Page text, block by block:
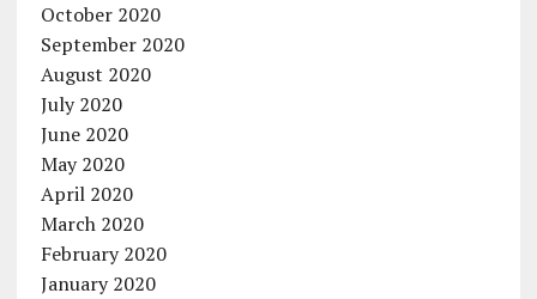
October 2020
September 2020
August 2020
July 2020
June 2020
May 2020
April 2020
March 2020
February 2020
January 2020